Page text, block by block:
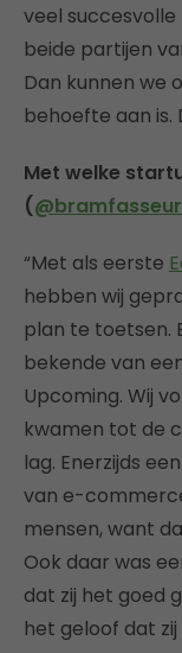
veel
beide partijen
Dan kunnen we
behoefte aan is.
Met welke
(@bramfasseur
“Met als eerste
hebben wij
plan te toetsen.
bekende van
Upcoming. Wij
kwamen tot de
lag. Enerzijds
van e-
mensen, want
Ook daar was
dat zij het goed
het geloof dat